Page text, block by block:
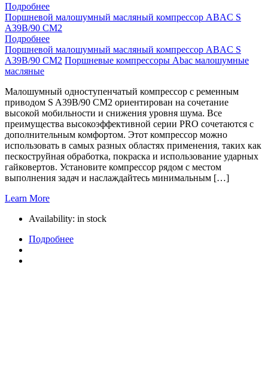
Подробнее
Поршневой малошумный масляный компрессор ABAC S
A39B/90 CM2
Подробнее
Поршневой малошумный масляный компрессор ABAC S
A39B/90 CM2 Поршневые компрессоры Abac малошумные
масляные
Малошумный одноступенчатый компрессор с ременным
приводом S A39B/90 CM2 ориентирован на сочетание
высокой мобильности и снижения уровня шума. Все
преимущества высокоэффективной серии PRO сочетаются с
дополнительным комфортом. Этот компрессор можно
использовать в самых разных областях применения, таких как
пескоструйная обработка, покраска и использование ударных
гайковертов. Установите компрессор рядом с местом
выполнения задач и наслаждайтесь минимальным […]
Learn More
Availability: in stock
Подробнее